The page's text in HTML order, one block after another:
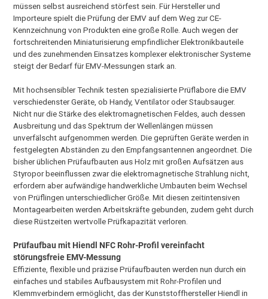
müssen selbst ausreichend störfest sein. Für Hersteller und
Importeure spielt die Prüfung der EMV auf dem Weg zur CE-
Kennzeichnung von Produkten eine große Rolle. Auch wegen der
fortschreitenden Miniaturisierung empfindlicher Elektronikbauteile
und des zunehmenden Einsatzes komplexer elektronischer Systeme
steigt der Bedarf für EMV-Messungen stark an.
Mit hochsensibler Technik testen spezialisierte Prüflabore die EMV
verschiedenster Geräte, ob Handy, Ventilator oder Staubsauger.
Nicht nur die Stärke des elektromagnetischen Feldes, auch dessen
Ausbreitung und das Spektrum der Wellenlängen müssen
unverfälscht aufgenommen werden. Die geprüften Geräte werden in
festgelegten Abständen zu den Empfangsantennen angeordnet. Die
bisher üblichen Prüfaufbauten aus Holz mit großen Aufsätzen aus
Styropor beeinflussen zwar die elektromagnetische Strahlung nicht,
erfordern aber aufwändige handwerkliche Umbauten beim Wechsel
von Prüflingen unterschiedlicher Größe. Mit diesen zeitintensiven
Montagearbeiten werden Arbeitskräfte gebunden, zudem geht durch
diese Rüstzeiten wertvolle Prüfkapazität verloren.
Prüfaufbau mit Hiendl NFC Rohr-Profil vereinfacht
störungsfreie EMV-Messung
Effiziente, flexible und präzise Prüfaufbauten werden nun durch ein
einfaches und stabiles Aufbausystem mit Rohr-Profilen und
Klemmverbindern ermöglicht, das der Kunststoffhersteller Hiendl in